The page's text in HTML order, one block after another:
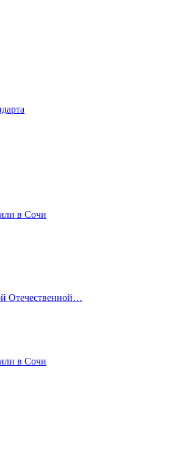
в Сочи
Отечественной…
в Сочи